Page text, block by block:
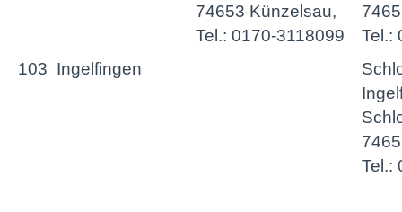
74653 Künzelsau,
Tel.: 0170-3118099
Tel.:
103 Ingelfingen
Tel.: